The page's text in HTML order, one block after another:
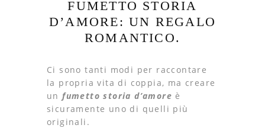
FUMETTO STORIA
D’AMORE: UN REGALO
ROMANTICO.
Ci sono tanti modi per raccontare
la propria vita di coppia, ma creare
unfumetto storia d’amore è
sicuramente uno di quelli più
originali.